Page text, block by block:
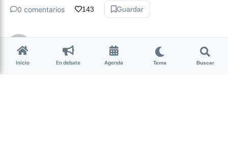
0 comentarios 143 Guardar
hace 6 años • 1 min de lectura
Inicio En debate Agenda Tema Buscar